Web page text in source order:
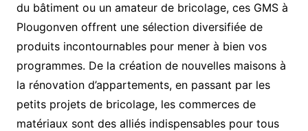
du bâtiment ou un amateur de bricolage, ces GMS à
Plougonven offrent une sélection diversifiée de
produits incontournables pour mener à bien vos
programmes. De la création de nouvelles maisons à
la rénovation d’appartements, en passant par les
petits projets de bricolage, les commerces de
matériaux sont des alliés indispensables pour tous